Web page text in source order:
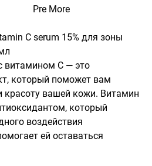
Pre More
C serum 15% для зоны
витамином С — это
который поможет вам
красоту вашей кожи. Витамин
который
воздействия
ей оставаться